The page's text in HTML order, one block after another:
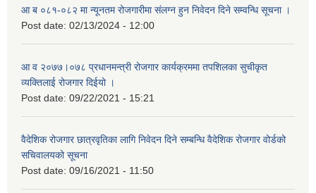
आ ब ०८१-०८२ मा न्यूनतम रोजगारीमा संलग्न हुन निवेदन दिने सम्वन्धि सूचना ।
Post date: 02/13/2024 - 12:00
आ व २०७७।०७८ प्रधानमन्त्री रोजगार कार्यक्रममा तपशिलका सुचीकृत
व्यक्तिलाई रोजगार दिईयो ।
Post date: 09/22/2021 - 15:21
वैदेशिक रोजगार छात्रवृतिका लागि निवेदन दिने सम्बन्धि वैदेशिक रोजगार वोर्डको
सचिवालयको सूचना
Post date: 09/16/2021 - 11:50